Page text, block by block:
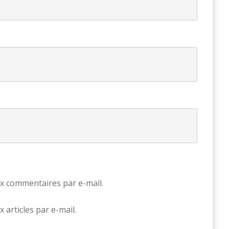
commentaires par e-mail.
articles par e-mail.